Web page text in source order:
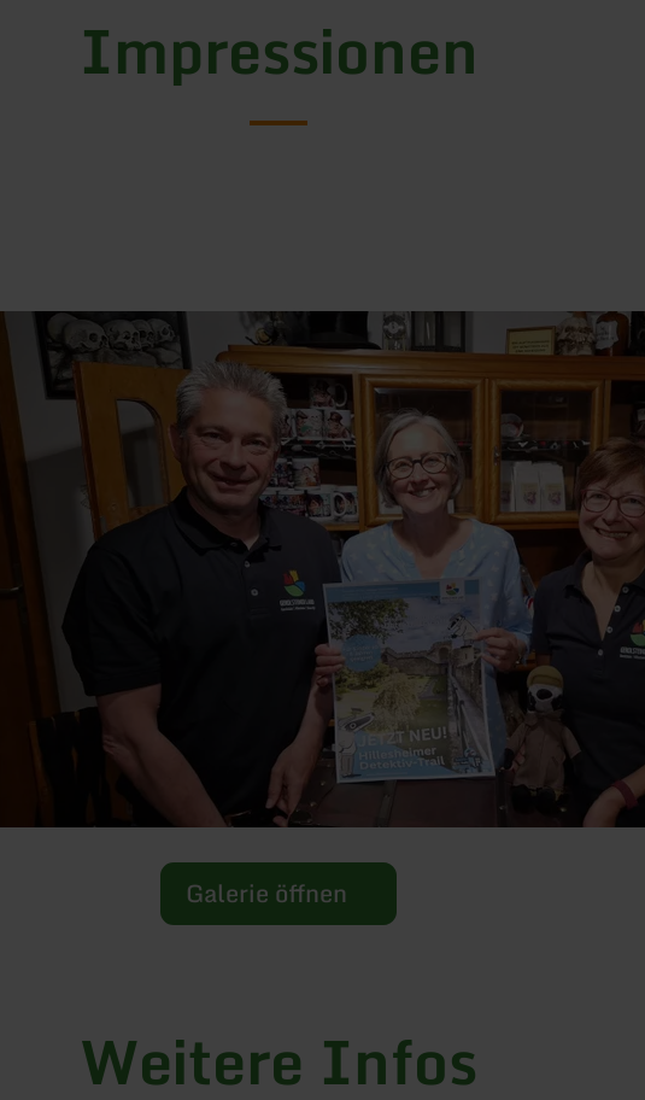
Impressionen
Galerie öffnen
Weitere Infos